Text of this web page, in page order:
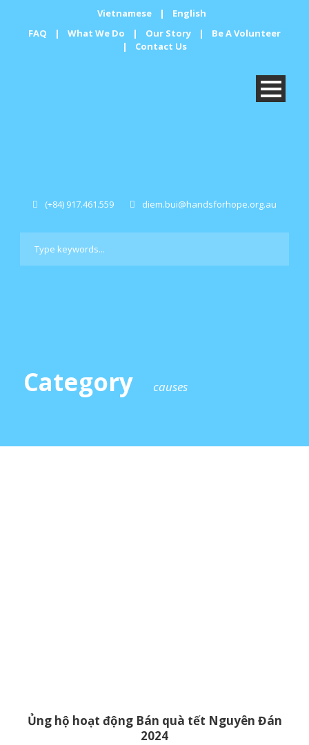
Vietnamese |
English
FAQ
| What We Do | Our Story |
Be A Volunteer
|
Contact Us
(+84) 917.461.559 diem.bui@handsforhope.org.au
Category causes
Ủng hộ hoạt động Bán quà tết Nguyên Đán
2024